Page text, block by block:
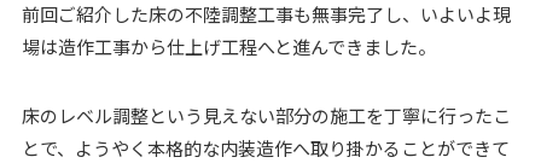
前回ご紹介した床の不陸調整工事も無事完了し、いよいよ現
場は造作工事から仕上げ工程へと進んできました。
床のレベル調整という見えない部分の施工を丁寧に行ったこ
とで、ようやく本格的な内装造作へ取り掛かることができて